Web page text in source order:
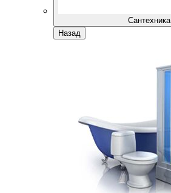
Сантехника
Назад